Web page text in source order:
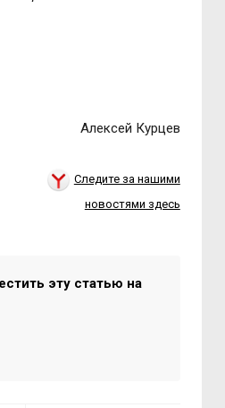
Алексей Курцев
Следите за нашими
новостями здесь
эту статью на